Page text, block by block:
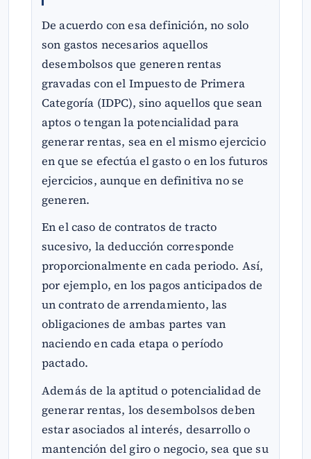
De acuerdo con esa definición, no solo
son gastos necesarios aquellos
desembolsos que generen rentas
gravadas con el Impuesto de Primera
Categoría (IDPC), sino aquellos que sean
aptos o tengan la potencialidad para
generar rentas, sea en el mismo ejercicio
en que se efectúa el gasto o en los futuros
ejercicios, aunque en definitiva no se
generen.
En el caso de contratos de tracto
sucesivo, la deducción corresponde
proporcionalmente en cada periodo. Así,
por ejemplo, en los pagos anticipados de
un contrato de arrendamiento, las
obligaciones de ambas partes van
naciendo en cada etapa o período
pactado.
Además de la aptitud o potencialidad de
generar rentas, los desembolsos deben
estar asociados al interés, desarrollo o
mantención del giro o negocio, sea que su